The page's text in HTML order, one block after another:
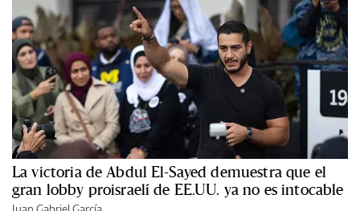
La victoria de Abdul El-Sayed demuestra que el
gran lobby proisraelí de EE.UU. ya no es intocable